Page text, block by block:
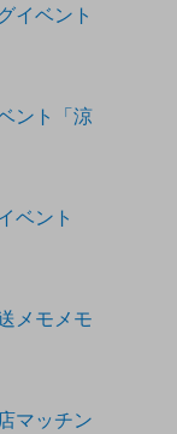
イベント
ント「涼
ベント
メモメモ
マッチン